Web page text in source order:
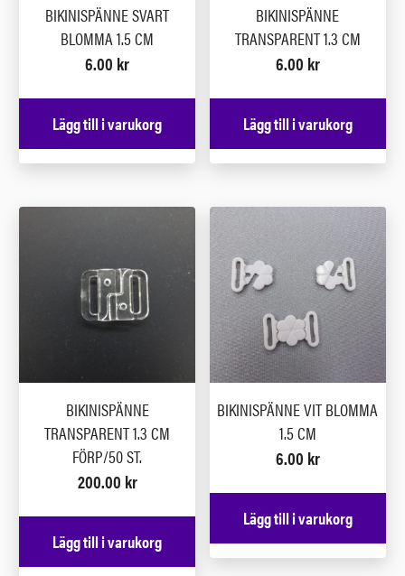
BIKINISPÄNNE SVART
BLOMMA 1.5 CM
6.00 kr
Lägg till i varukorg
BIKINISPÄNNE
TRANSPARENT 1.3 CM
6.00 kr
Lägg till i varukorg
BIKINISPÄNNE
TRANSPARENT 1.3 CM
FÖRP/50 ST.
200.00 kr
Lägg till i varukorg
BIKINISPÄNNE VIT BLOMMA
1.5 CM
6.00 kr
Lägg till i varukorg